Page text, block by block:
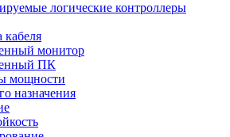
логические контроллеры
кабеля
монитор
ПК
мощности
назначения